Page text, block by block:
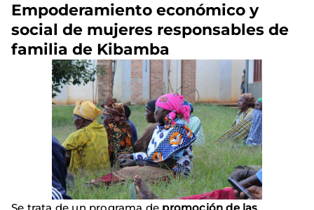
Empoderamiento económico y
social de mujeres responsables de
familia de Kibamba